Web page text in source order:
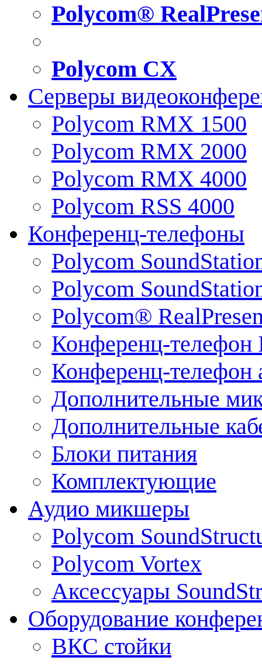
Polycom®
Polycom CX
Серверы
Polycom RMX 1500
Polycom RMX 2000
Polycom RMX 4000
Polycom RSS 4000
Конференц-телефоны
Polycom
Polycom
Polycom®
Конференц-телефон
Конференц-телефон
Дополнительные
Дополнительные
Блоки питания
Комплектующие
Аудио микшеры
Polycom
Polycom Vortex
Аксессуары
Оборудование
ВКС стойки